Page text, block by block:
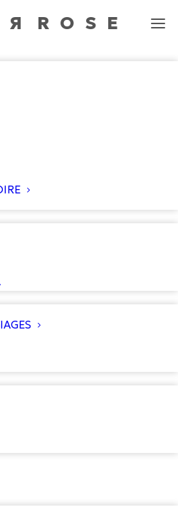
R ROS E
9 Planètes
Sausset